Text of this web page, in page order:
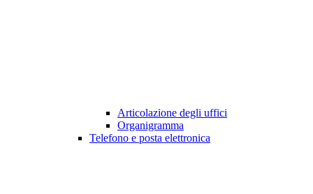
Articolazione degli uffici
Organigramma
Telefono e posta elettronica